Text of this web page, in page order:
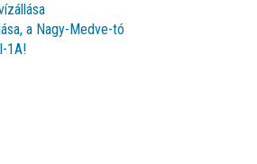
a Nagy-Medve-tó
1A!